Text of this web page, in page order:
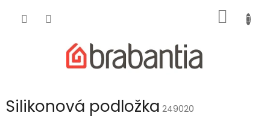
KOŠÍK
Silikonová podložka 249020